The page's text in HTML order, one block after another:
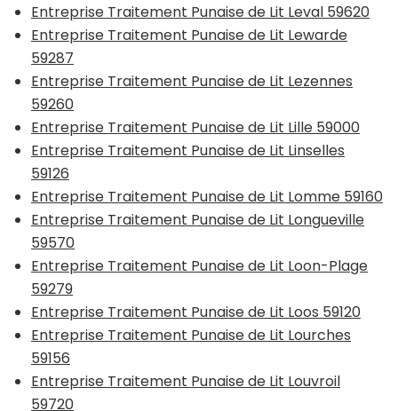
Entreprise Traitement Punaise de Lit Leval 59620
Entreprise Traitement Punaise de Lit Lewarde
59287
Entreprise Traitement Punaise de Lit Lezennes
59260
Entreprise Traitement Punaise de Lit Lille 59000
Entreprise Traitement Punaise de Lit Linselles
59126
Entreprise Traitement Punaise de Lit Lomme 59160
Entreprise Traitement Punaise de Lit Longueville
59570
Entreprise Traitement Punaise de Lit Loon-Plage
59279
Entreprise Traitement Punaise de Lit Loos 59120
Entreprise Traitement Punaise de Lit Lourches
59156
Entreprise Traitement Punaise de Lit Louvroil
59720